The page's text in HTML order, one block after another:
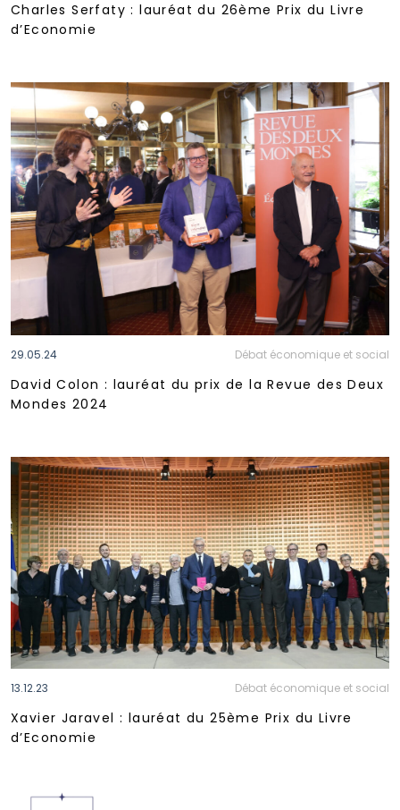
Charles Serfaty : lauréat du 26ème Prix du Livre
d’Economie
29.05.24 Débat économique et social
David Colon : lauréat du prix de la Revue des Deux
Mondes 2024
13.12.23 Débat économique et social
Xavier Jaravel : lauréat du 25ème Prix du Livre
d’Economie